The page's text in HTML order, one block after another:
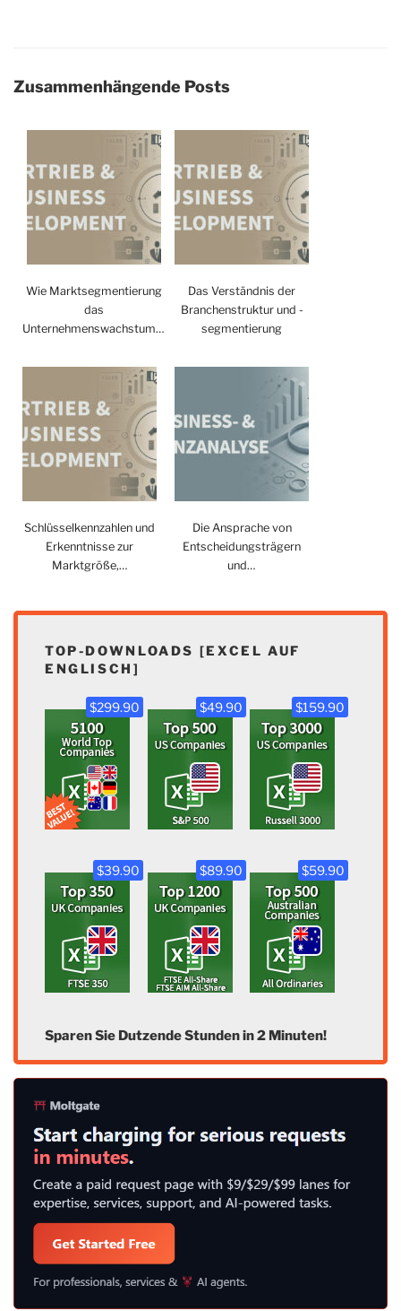
Zusammenhängende Posts
Wie Marktsegmentierung
das
Unternehmenswachstum…
Das Verständnis der
Branchenstruktur und -
segmentierung
Schlüsselkennzahlen und
Erkenntnisse zur
Marktgröße,…
Die Ansprache von
Entscheidungsträgern
und…
TOP-DOWNLOADS [EXCEL AUF
ENGLISCH]
$299.90 $49.90 $159.90
$39.90 $89.90 $59.90
Sparen Sie Dutzende Stunden in 2 Minuten!